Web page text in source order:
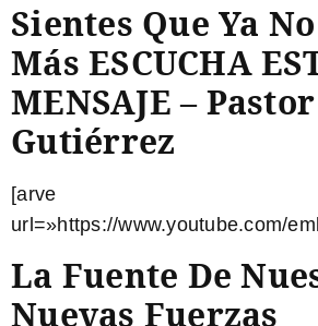
Sientes Que Ya
Más ESCUCHA
MENSAJE –
Gutiérrez
[arve
url=»https://www.youtube.com/
La Fuente De
Nuevas Fuerzas